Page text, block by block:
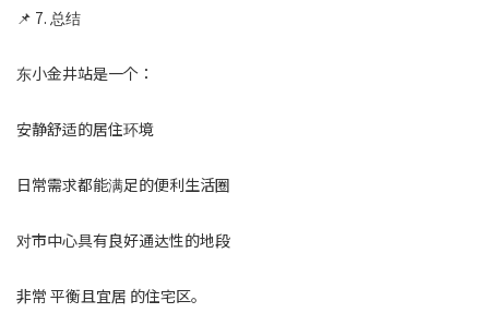
📌 7. 总结
东小金井站是一个：
安静舒适的居住环境
日常需求都能满足的便利生活圈
对市中心具有良好通达性的地段
非常 平衡且宜居 的住宅区。